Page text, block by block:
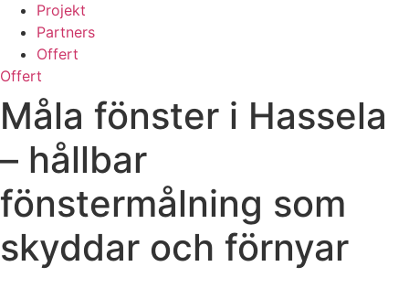
Projekt
Partners
Offert
Offert
Måla fönster i Hassela
– hållbar
fönstermålning som
skyddar och förnyar